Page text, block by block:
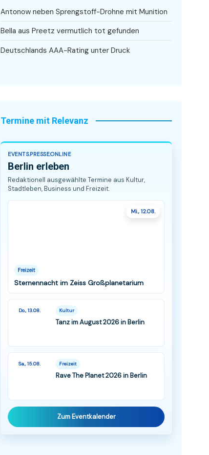
Antonow neben Sprengstoff-Drohne mit Munition
Bella aus Preetz vermutlich tot gefunden
Deutschlands AAA-Rating unter Druck
Termine mit Relevanz
EVENTS.PRESSE.ONLINE
Berlin erleben
Redaktionell ausgewählte Termine aus Kultur,
Stadtleben, Business und Freizeit.
Mi., 12.08.
Freizeit
Sternennacht im Zeiss Großplanetarium
Do., 13.08. Kultur
Tanz im August 2026 in Berlin
Sa., 15.08. Freizeit
Rave The Planet 2026 in Berlin
Zum Eventkalender